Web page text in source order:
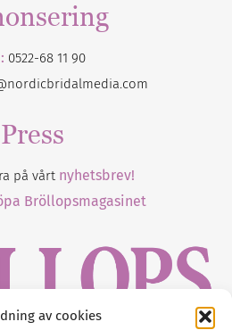
av cookies
0522-68 11 90
Press
på vårt nyhetsbrev!
Bröllopsmagasinet